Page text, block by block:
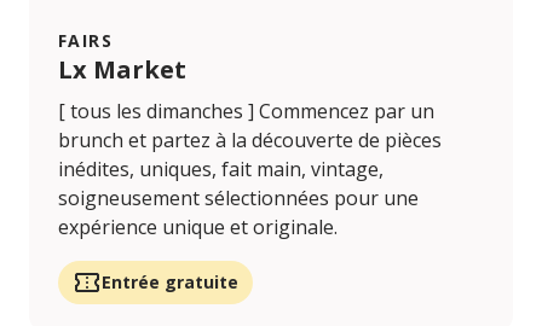
FAIRS
Lx Market
[ tous les dimanches ] Commencez par un
brunch et partez à la découverte de pièces
inédites, uniques, fait main, vintage,
soigneusement sélectionnées pour une
expérience unique et originale.
Entrée gratuite